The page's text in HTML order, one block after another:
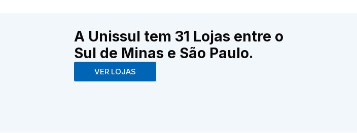
A Unissul tem 31 Lojas entre o
Sul de Minas e São Paulo.
VER LOJAS